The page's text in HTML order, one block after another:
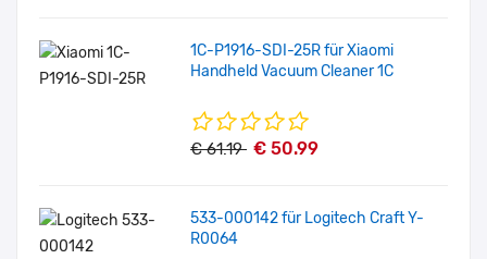
1C-P1916-SDI-25R für Xiaomi
Handheld Vacuum Cleaner 1C
€ 61.19 € 50.99
533-000142 für Logitech Craft Y-
R0064